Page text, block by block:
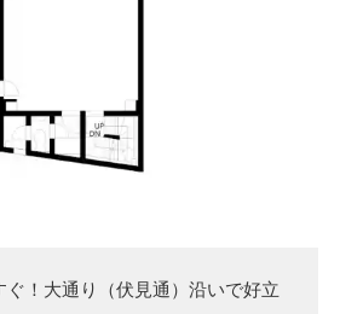
ぐ！大通り（伏見通）沿いで好立